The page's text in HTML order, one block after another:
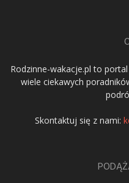
Rodzinne-wakacje.pl to
wiele ciekawych
Skontaktuj się z nami: